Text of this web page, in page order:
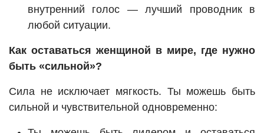
внутренний голос — лучший проводник в
любой ситуации.
Как оставаться женщиной в мире, где нужно
быть «сильной»?
Сила не исключает мягкость. Ты можешь быть
сильной и чувствительной одновременно: